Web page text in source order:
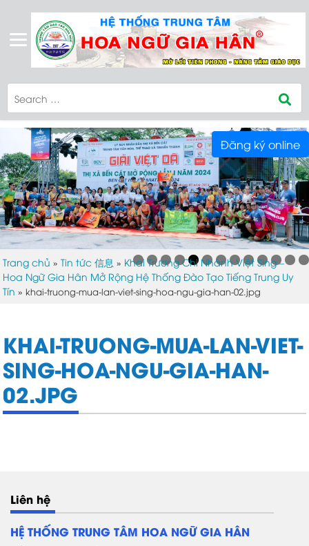
Trang chủ »Tin tức 信息 » Khai Trương Chi Nhánh Việt Sing –
Hoa Ngữ Gia Hân Mở Rộng Hệ Thống Đào Tạo Tiếng Trung Uy
Tín » khai-truong-mua-lan-viet-sing-hoa-ngu-gia-han-02.jpg
KHAI-TRUONG-MUA-LAN-VIET-
SING-HOA-NGU-GIA-HAN-
02.JPG
Liên hệ
HỆ THỐNG TRUNG TÂM HOA NGỮ GIA HÂN
Đăng ký online